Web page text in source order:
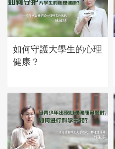
如何守護大學生的心理
健康？